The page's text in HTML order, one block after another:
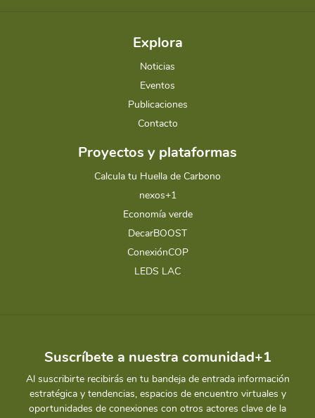
Explora
Noticias
Eventos
Publicaciones
Contacto
Proyectos y plataformas
Calcula tu Huella de Carbono
nexos+1
Economía verde
DecarBOOST
ConexiónCOP
LEDS LAC
Suscríbete a nuestra comunidad+1
Al suscribirte recibirás en tu bandeja de entrada información
estratégica y tendencias, espacios de encuentro virtuales y
oportunidades de conexiones con otros actores clave de la